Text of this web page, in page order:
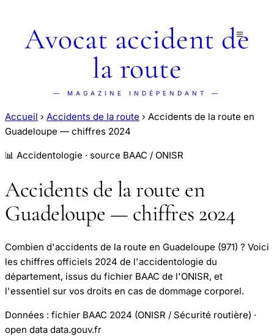
Avocat accident de
la route
— MAGAZINE INDÉPENDANT —
Accueil › Accidents de la route › Accidents de la route en
Guadeloupe — chiffres 2024
📊 Accidentologie · source BAAC / ONISR
Accidents de la route en
Guadeloupe — chiffres 2024
Combien d'accidents de la route en Guadeloupe (971) ? Voici
les chiffres officiels 2024 de l'accidentologie du
département, issus du fichier BAAC de l'ONISR, et
l'essentiel sur vos droits en cas de dommage corporel.
Données : fichier BAAC 2024 (ONISR / Sécurité routière) ·
open data data.gouv.fr